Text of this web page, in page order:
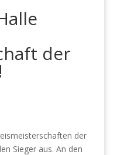
der
der
Sieger aus. An den